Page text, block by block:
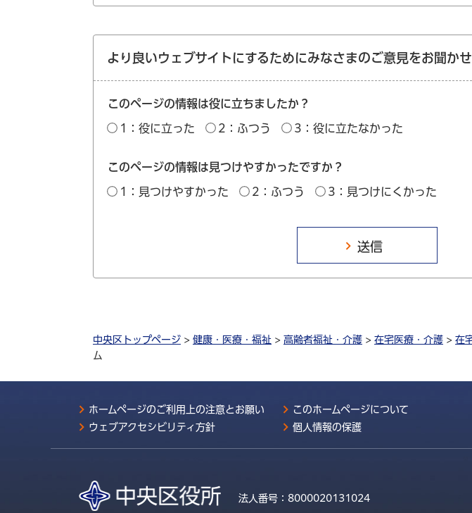
より良いウェブサイトにするためにみなさまのご意見をお聞か
このページの情報は役に立ちましたか？
1：役に立った 2：ふつう 3：役に立たなかった
このページの情報は見つけやすかったですか？
1：見つけやすかった 2：ふつう 3：見つけにくかった
中央区トップページ > 健康・医療・福祉 > 高齢者福祉・介護 > 在宅医療・介護 > 在
ム
ホームページのご利用上の注意とお願い このホームページについて
ウェブアクセシビリティ方針
個人情報の保護
法人番号： 8000020131024